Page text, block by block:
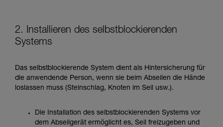
2. Installieren des selbstblockierenden
Systems
Das selbstblockierende System dient als Hintersicherung für
die anwendende Person, wenn sie beim Abseilen die Hände
loslassen muss (Steinschlag, Knoten im Seil usw.).
Die Installation des selbstblockierenden Systems vor
dem Abseilgerät ermöglicht es, Seil freizugeben und